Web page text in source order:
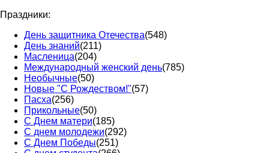
Праздники:
День защитника Отечества(548)
День знаний(211)
Масленица(204)
Международный женский день(785)
Необычные(50)
Новые "С Рождеством!"(57)
Пасха(256)
Прикольные(50)
С Днем матери(185)
С днем молодежи(292)
С Днем Победы(251)